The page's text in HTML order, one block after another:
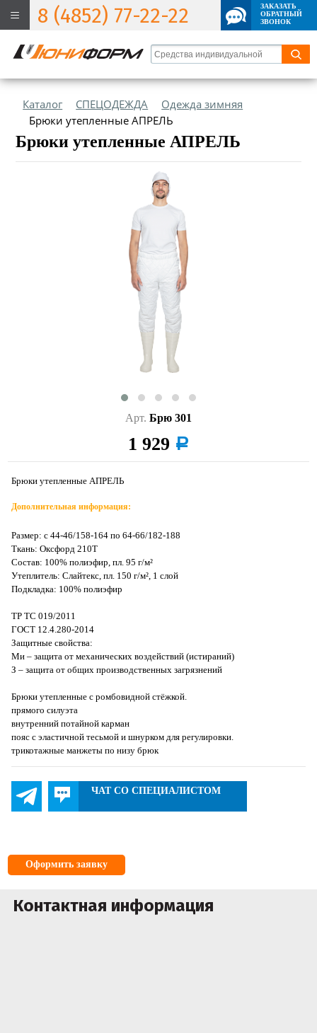
8 (4852) 77-22-22
ЗАКАЗАТЬ
ОБРАТНЫЙ
ЗВОНОК
Каталог СПЕЦОДЕЖДА
Одежда зимняя
Брюки утепленные АПРЕЛЬ
Брюки утепленные АПРЕЛЬ
Арт. Брю 301
1 929 a
Брюки утепленные АПРЕЛЬ
Дополнительная информация:
Размер: с 44-46/158-164 по 64-66/182-188
Ткань: Оксфорд 210Т
Состав: 100% полиэфир, пл. 95 г/м²
Утеплитель: Слайтекс, пл. 150 г/м², 1 слой
Подкладка: 100% полиэфир
ТР ТС 019/2011
ГОСТ 12.4.280-2014
Защитные свойства:
Ми – защита от механических воздействий (истираний)
З – защита от общих производственных загрязнений
Брюки утепленные с ромбовидной стёжкой.
прямого силуэта
внутренний потайной карман
пояс с эластичной тесьмой и шнурком для регулировки.
трикотажные манжеты по низу брюк
ЧАТ СО СПЕЦИАЛИСТОМ
Оформить заявку
Контактная информация